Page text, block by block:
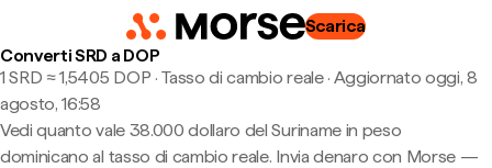
Scarica
Converti SRD a DOP
1 SRD ≈ 1,5405 DOP · Tasso di cambio reale· Aggiornato oggi, 8
agosto, 16:58
Vedi quanto vale 38.000 dollaro del Suriname in peso
dominicano al tasso di cambio reale. Invia denaro con Morse —